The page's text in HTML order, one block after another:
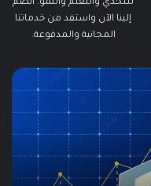
للتحدي والتعلم والنمو. انضم
إلينا الآن واستفد من خدماتنا
المجانية والمدفوعة.